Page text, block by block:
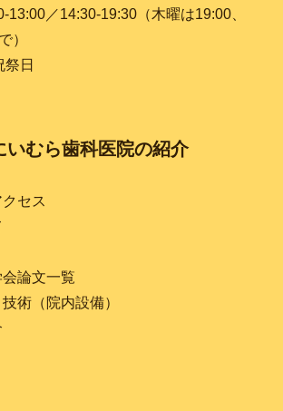
13:00／14:30-19:30（木曜は19:00、
）
日
いむら歯科医院の紹介
セス
論文一覧
術（院内設備）